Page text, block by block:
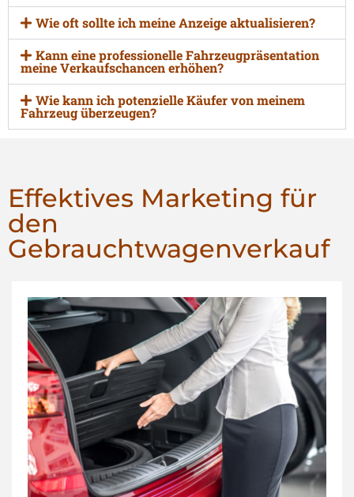
Wie oft sollte ich meine Anzeige aktualisieren?
Kann eine professionelle Fahrzeugpräsentation
meine Verkaufschancen erhöhen?
Wie kann ich potenzielle Käufer von meinem
Fahrzeug überzeugen?
Effektives Marketing für
den
Gebrauchtwagenverkauf